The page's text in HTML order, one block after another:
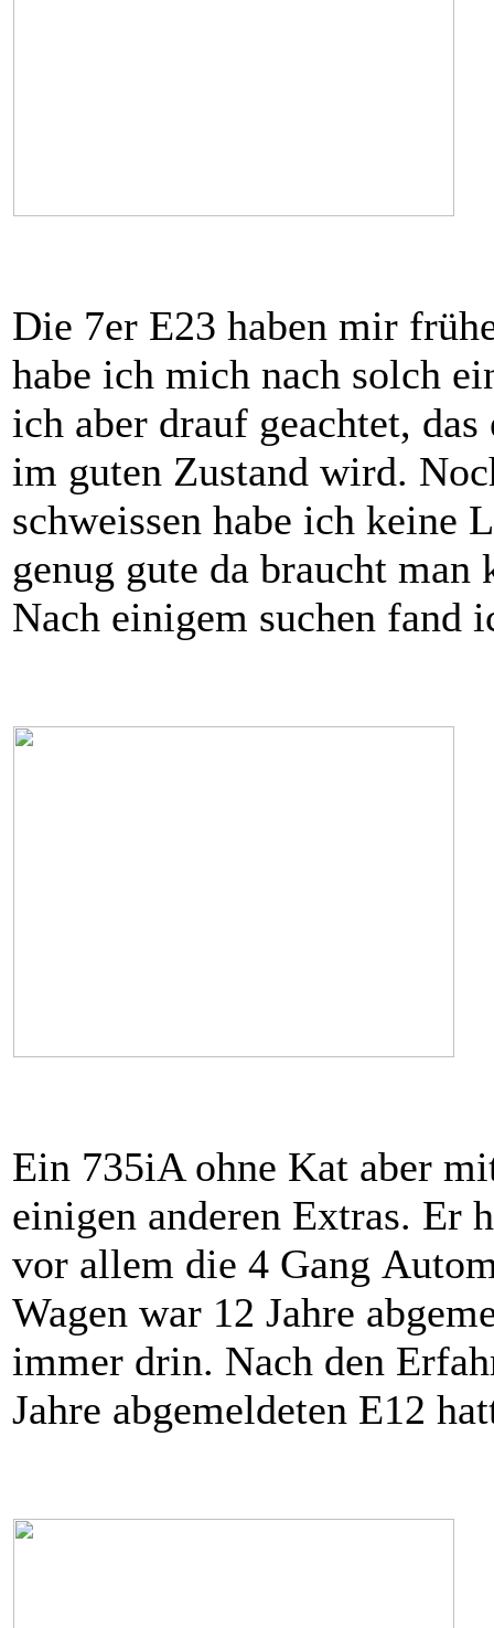
Die 7er E23 haben mir
habe ich mich nach solch
ich aber drauf geachtet,
im guten Zustand wird.
schweissen habe ich keine
genug gute da braucht
Nach einigem suchen fand
Ein 735iA ohne Kat aber
einigen anderen Extras. Er
vor allem die 4 Gang
Wagen war 12 Jahre
immer drin. Nach den
Jahre abgemeldeten E12